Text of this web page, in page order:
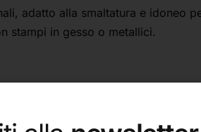
adatto alla smaltatura e idoneo
stampi in gesso o metallici.